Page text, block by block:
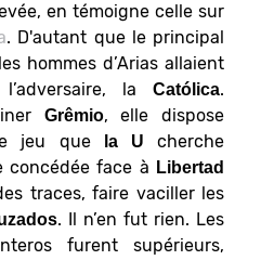
en témoigne celle sur
. D'autant que le principal
hommes d’Arias allaient
la Católica.
Grêmio, elle dispose
jeu que
la U
cherche
concédée face à Libertad
traces, faire vaciller les
. Il n’en fut rien. Les
furent supérieurs,